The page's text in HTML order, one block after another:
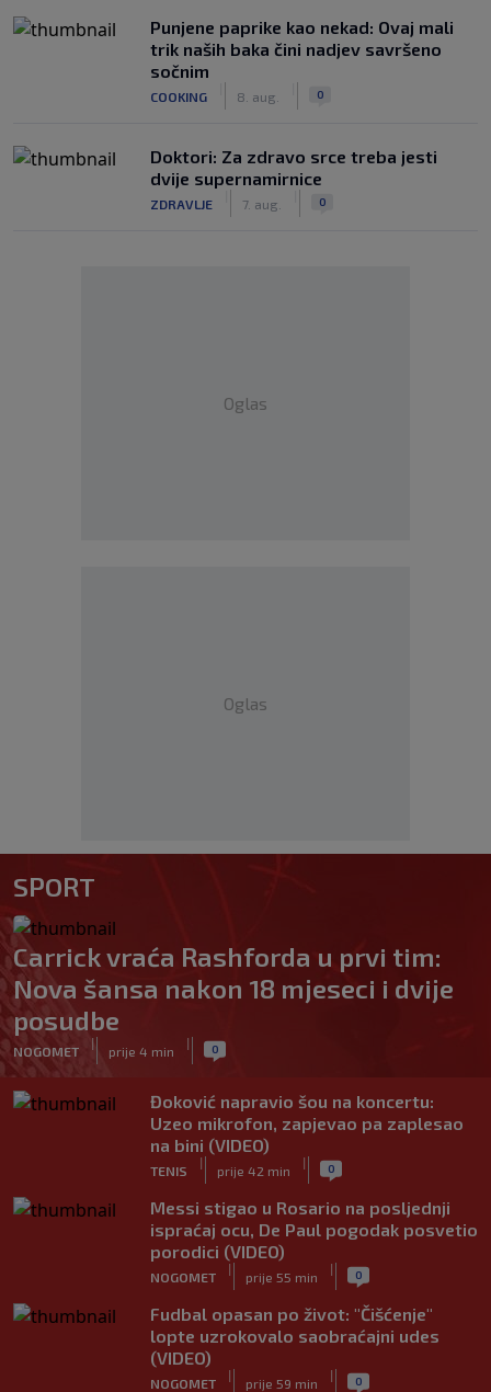
Punjene paprike kao nekad: Ovaj mali
trik naših baka čini nadjev savršeno
sočnim
COOKING 8. aug. 0
Doktori: Za zdravo srce treba jesti
dvije supernamirnice
ZDRAVLJE 7. aug. 0
Oglas
Oglas
SPORT
Carrick vraća Rashforda u prvi tim:
Nova šansa nakon 18 mjeseci i dvije
posudbe
NOGOMET
|
prije 4 min
| 0
Đoković napravio šou na koncertu:
Uzeo mikrofon, zapjevao pa zaplesao
na bini (VIDEO)
TENIS
|
prije 42 min
| 0
Messi stigao u Rosario na posljednji
ispraćaj ocu, De Paul pogodak posvetio
porodici (VIDEO)
NOGOMET
|
prije 55 min
| 0
Fudbal opasan po život: "Čišćenje"
lopte uzrokovalo saobraćajni udes
(VIDEO)
NOGOMET
|
prije 59 min
| 0